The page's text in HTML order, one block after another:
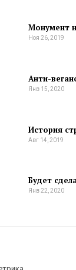
Монумент
Ноя 26, 2019
Анти-
Янв 15, 2020
История
Авг 14, 2019
Будет
Янв 22, 2020